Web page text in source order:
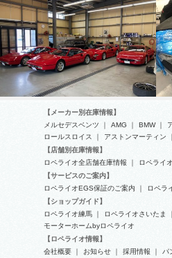
今週のロペライオファクトリーセ
【メーカー別在庫情報】
メルセデスベンツ ｜ AMG ｜ BMW｜
ロールスロイス
｜ アストンマーティン ｜
【店舗別在庫情報】
ロペライオ全店舗在庫情報 ｜ ロペライ
【サービスのご案内】
ロペライオEGS保証のご案内 ｜ ロペラ
【ショップガイド】
ロペライオ練馬｜ ロペライオさいたま ｜
モーターホームbyロペライオ
【ロペライオ情報】
会社概要｜ お知らせ｜ 採用情報 ｜ パ